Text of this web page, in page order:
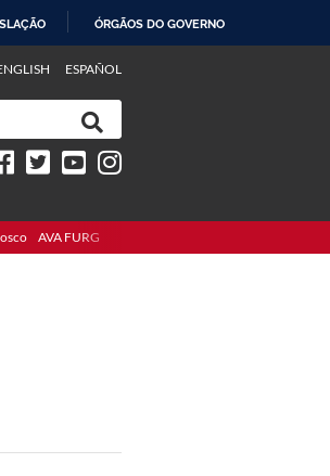
ÓRGÃOS DO GOVERNO
ESPAÑOL
AVA FURG